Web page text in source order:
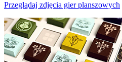
Przeglądaj zdjęcia gier planszowych